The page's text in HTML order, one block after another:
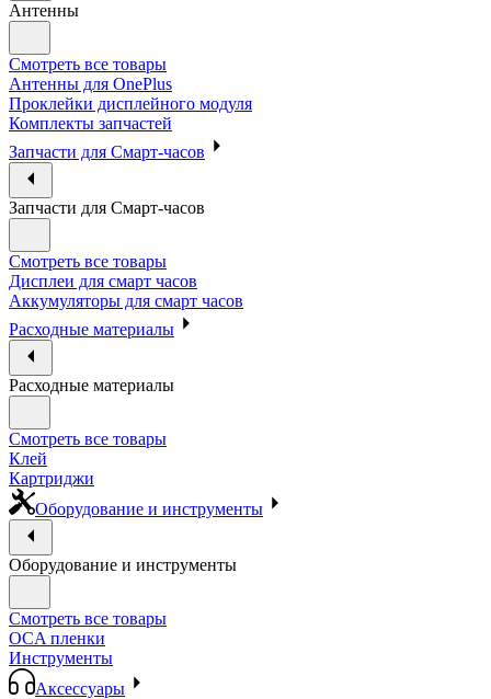
Антенны
Смотреть все товары
Антенны для OnePlus
Проклейки дисплейного модуля
Комплекты запчастей
Запчасти для Смарт-часов
Запчасти для Смарт-часов
Смотреть все товары
Дисплеи для смарт часов
Аккумуляторы для смарт часов
Расходные материалы
Расходные материалы
Смотреть все товары
Клей
Картриджи
Оборудование и инструменты
Оборудование и инструменты
Смотреть все товары
OCA пленки
Инструменты
Аксессуары